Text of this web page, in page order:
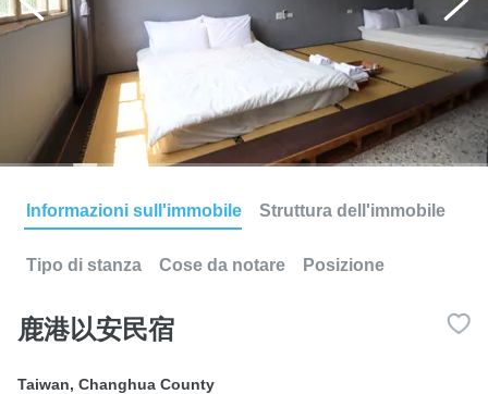
Informazioni sull'immobile Struttura dell'immobile
Tipo di stanza Cose da notare Posizione
鹿港以安民宿
Taiwan, Changhua County